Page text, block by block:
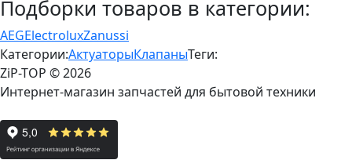
Подборки товаров в категории:
AEGElectroluxZanussi
Категории:АктуаторыКлапаныТеги:
ZiP-TOP © 2026
Интернет-магазин запчастей для бытовой техники